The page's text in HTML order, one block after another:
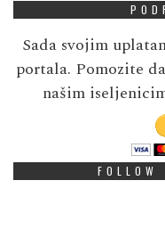
Sada svojim
portala. Pomozite
našim
FOLLOW